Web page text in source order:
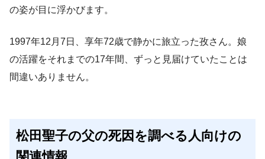
の姿が目に浮かびます。
1997年12月7日、享年72歳で静かに旅立った孜さん。娘
の活躍をそれまでの17年間、ずっと見届けていたことは
間違いありません。
松田聖子の父の死因を調べる人向けの